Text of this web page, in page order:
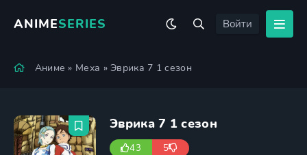
ANIMESERIES Войти
Аниме » Меха » Эврика 7 1 сезон
Эврика 7 1 сезон
43 5